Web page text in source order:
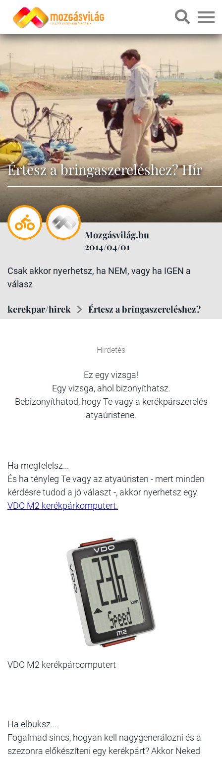
Értesz a bringaszereléshez? Hír
Mozgásvilág.hu
2014/04/01
Csak akkor nyerhetsz, ha NEM, vagy ha IGEN a
válasz
kerekpar/hirek Értesz a bringaszereléshez?
Hirdetés
Ez egy vizsga!
Egy vizsga, ahol bizonyíthatsz.
Bebizonyíthatod, hogy Te vagy a kerékpárszerelés
atyaúristene.
Ha megfelelsz...
És ha tényleg Te vagy az atyaúristen - mert minden
kérdésre tudod a jó választ -, akkor nyerhetsz egy
VDO M2 kerékpárkomputert.
VDO M2 kerékpárcomputert
Ha elbuksz...
Fogalmad sincs, hogyan kell nagygenerálozni és a
szezonra előkészíteni egy kerékpárt? Akkor Neked